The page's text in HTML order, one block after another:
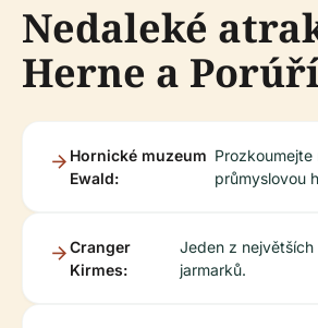
Nedaleké
Herne a
Hornické muzeum
Ewald:
Prozkoumejte
průmyslovou
Cranger
Kirmes:
Jeden z
jarmarků.